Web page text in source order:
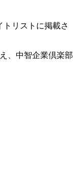
リストに掲載さ
、中智企業倶楽部